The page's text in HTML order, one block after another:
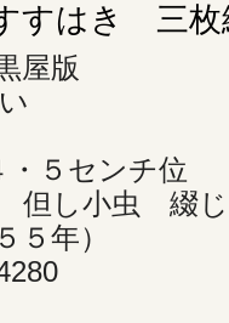
すはき 三枚
屋版
・５センチ位
但し小虫 綴
５年）